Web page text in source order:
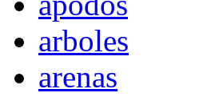
arboles
arenas